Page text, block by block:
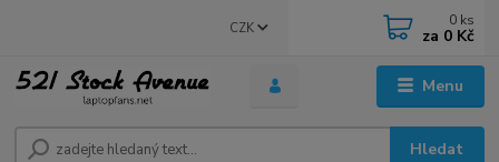
Menu
CZK
Hledat
0 ks
za 0 Kč